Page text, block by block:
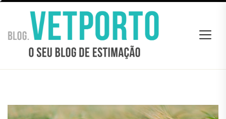
the
BLOG
VETPORTO
BLOG VETPORTO